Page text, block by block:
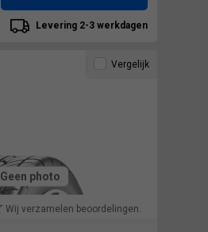
Levering 2-3 werkdagen
Wij verzamelen beoordelingen.
Geen photo
Vergelijk